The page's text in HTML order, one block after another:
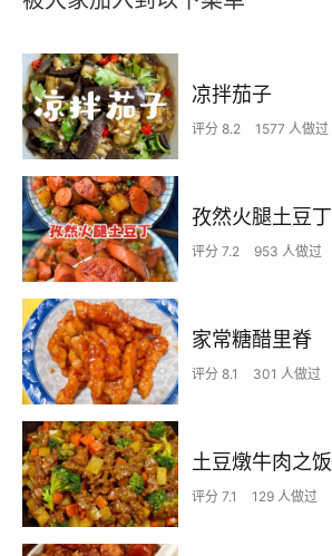
凉拌茄子
评分 8.2 1577 人做过
孜然火腿土豆丁
评分 7.2 953 人做过
家常糖醋里脊
评分 8.1 301 人做过
评分 7.1 129 人做过